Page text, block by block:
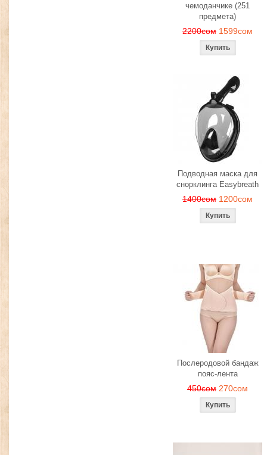
чемоданчике (251
предмета)
2200сом 1599сом
Подводная маска для
снорклинга Easybreath
1400сом 1200сом
Послеродовой бандаж
пояс-лента
450сом 270сом